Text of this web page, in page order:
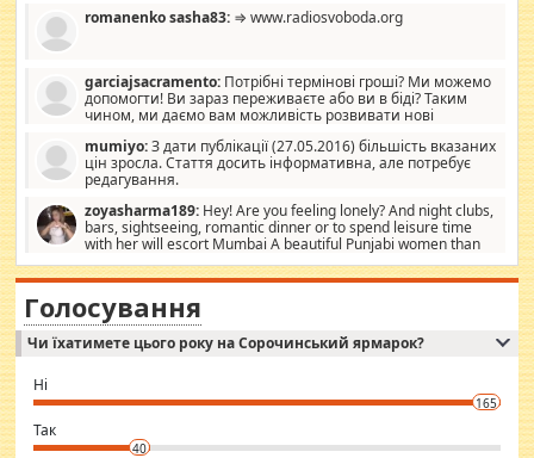
romanenko sasha83: ⇒ www.radiosvoboda.org
garciajsacramento: Потрібні термінові гроші? Ми можемо
допомогти! Ви зараз переживаєте або ви в біді? Таким
чином, ми даємо вам можливість розвивати нові
допомагати людям, які намагаються дати їм шанс. Кожен
заслуговує на другий шанс, і, оскільки влада не зможе, вони
повинні приймати від інших. Для нас нема багато суми, і зрілість
витрат, а тільки узгоджених сум і нічого іншого. Не чекайте і не
коментуйте цей пост. Введіть суму, яку ви хочете подати, і ми
зв'яжемося з вами з усіма варіантами. зв'яжіться з нами
сьогодні на garciajsacramento@gmail.com Вам потрібні термінові
гроші? Ми можемо допомогти!
mumiyo:З дати публікації (27.05.2016) більшість вказаних
цін зросла. Стаття досить інформативна, але потребує
редагування.
zoyasharma189: Hey! Are you feeling lonely? And night clubs,
bars, sightseeing, romantic dinner or to spend leisure time
with her will escort Mumbai A beautiful Punjabi women than
sexy escort companion in arms that you guys feel like 5 star luxury
hotel had to spend the night in their search for loved solitaire free
woman "Love Solitaire" beautiful figure and shapely body shapes.
Independent escort in Mumbai, truthful, friendly and cheerful girl.
WhatsApp via an easily can see the latest pictures of her body and the
want to meet new people. Sakshi Mirchandani health and figure
conscious in order to keep yourself fit and regularly go to the health
club.
⇒ sakshimirchandani.com
Голосування
Чи їхатимете цього року на Сорочинський ярмарок?
Ні
165
Так
40